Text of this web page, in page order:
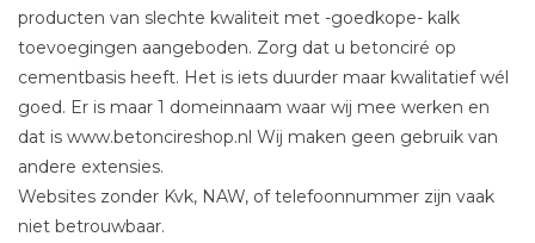
producten van slechte kwaliteit met -goedkope- kalk
toevoegingen aangeboden. Zorg dat u betonciré op
cementbasis heeft. Het is iets duurder maar kwalitatief wél
goed. Er is maar 1 domeinnaam waar wij mee werken en
dat is www.betoncireshop.nl Wij maken geen gebruik van
andere extensies.
Websites zonder Kvk, NAW, of telefoonnummer zijn vaak
niet betrouwbaar.